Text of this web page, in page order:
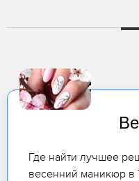
Где найти лучшее
весенний маникюр в